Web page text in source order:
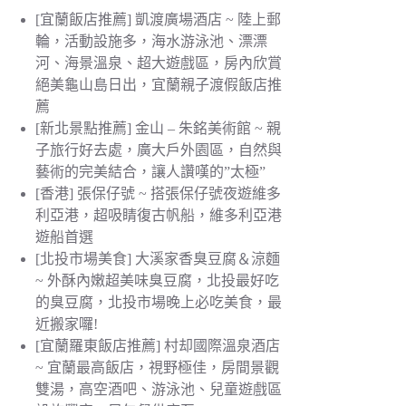
[宜蘭飯店推薦] 凱渡廣場酒店 ~ 陸上郵
輪，活動設施多，海水游泳池、漂漂
河、海景溫泉、超大遊戲區，房內欣賞
絕美龜山島日出，宜蘭親子渡假飯店推
薦
[新北景點推薦] 金山 – 朱銘美術館 ~ 親
子旅行好去處，廣大戶外園區，自然與
藝術的完美結合，讓人讚嘆的”太極”
[香港] 張保仔號 ~ 搭張保仔號夜遊維多
利亞港，超吸睛復古帆船，維多利亞港
遊船首選
[北投市場美食] 大溪家香臭豆腐＆涼麵
~ 外酥內嫩超美味臭豆腐，北投最好吃
的臭豆腐，北投市場晚上必吃美食，最
近搬家囉!
[宜蘭羅東飯店推薦] 村却國際溫泉酒店
~ 宜蘭最高飯店，視野極佳，房間景觀
雙湯，高空酒吧、游泳池、兒童遊戲區